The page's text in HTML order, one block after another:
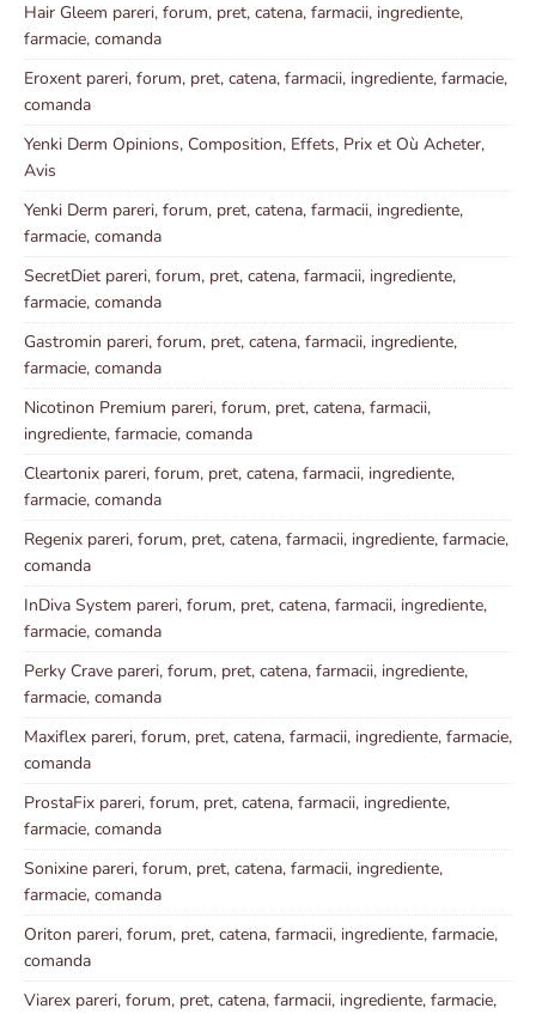
Hair Gleem pareri, forum, pret, catena, farmacii, ingrediente,
farmacie, comanda
Eroxent pareri, forum, pret, catena, farmacii, ingrediente, farmacie,
comanda
Yenki Derm Opinions, Composition, Effets, Prix et Où Acheter,
Avis
Yenki Derm pareri, forum, pret, catena, farmacii, ingrediente,
farmacie, comanda
SecretDiet pareri, forum, pret, catena, farmacii, ingrediente,
farmacie, comanda
Gastromin pareri, forum, pret, catena, farmacii, ingrediente,
farmacie, comanda
Nicotinon Premium pareri, forum, pret, catena, farmacii,
ingrediente, farmacie, comanda
Cleartonix pareri, forum, pret, catena, farmacii, ingrediente,
farmacie, comanda
Regenix pareri, forum, pret, catena, farmacii, ingrediente, farmacie,
comanda
InDiva System pareri, forum, pret, catena, farmacii, ingrediente,
farmacie, comanda
Perky Crave pareri, forum, pret, catena, farmacii, ingrediente,
farmacie, comanda
Maxiflex pareri, forum, pret, catena, farmacii, ingrediente, farmacie,
comanda
ProstaFix pareri, forum, pret, catena, farmacii, ingrediente,
farmacie, comanda
Sonixine pareri, forum, pret, catena, farmacii, ingrediente,
farmacie, comanda
Oriton pareri, forum, pret, catena, farmacii, ingrediente, farmacie,
comanda
Viarex pareri, forum, pret, catena, farmacii, ingrediente, farmacie,